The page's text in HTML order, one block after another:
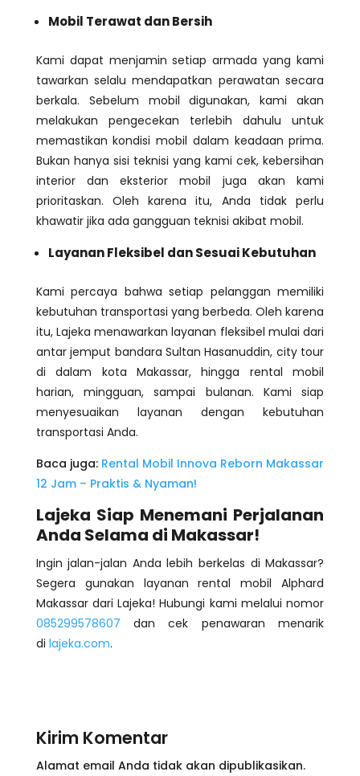
Mobil Terawat dan Bersih
Kami dapat menjamin setiap armada yang kami
tawarkan selalu mendapatkan perawatan secara
berkala. Sebelum mobil digunakan, kami akan
melakukan pengecekan terlebih dahulu untuk
memastikan kondisi mobil dalam keadaan prima.
Bukan hanya sisi teknisi yang kami cek, kebersihan
interior dan eksterior mobil juga akan kami
prioritaskan. Oleh karena itu, Anda tidak perlu
khawatir jika ada gangguan teknisi akibat mobil.
Layanan Fleksibel dan Sesuai Kebutuhan
Kami percaya bahwa setiap pelanggan memiliki
kebutuhan transportasi yang berbeda. Oleh karena
itu, Lajeka menawarkan layanan fleksibel mulai dari
antar jemput bandara Sultan Hasanuddin, city tour
di dalam kota Makassar, hingga rental mobil
harian, mingguan, sampai bulanan. Kami siap
menyesuaikan layanan dengan kebutuhan
transportasi Anda.
Baca juga: Rental Mobil Innova Reborn Makassar
12 Jam – Praktis & Nyaman!
Lajeka Siap Menemani Perjalanan
Anda Selama di Makassar!
Ingin jalan-jalan Anda lebih berkelas di Makassar?
Segera gunakan layanan rental mobil Alphard
Makassar dari Lajeka! Hubungi kami melalui nomor
085299578607 dan cek penawaran menarik
di lajeka.com.
Kirim Komentar
Alamat email Anda tidak akan dipublikasikan.